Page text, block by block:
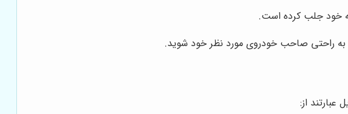
خود جلب کرده است.
به راحتی صاحب خودروی مورد نظر خود شوید.
از: